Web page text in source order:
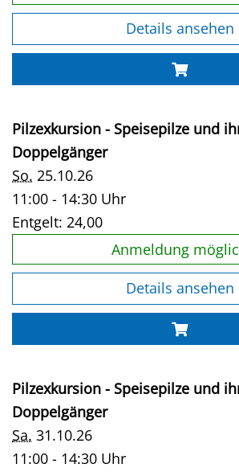
Details ansehen
Pilzexkursion - Speisepilze und
Doppelgänger
So. 25.10.26
11:00 - 14:30 Uhr
Entgelt: 24,00
Anmeldung
Details ansehen
Pilzexkursion - Speisepilze und
Doppelgänger
Sa. 31.10.26
11:00 - 14:30 Uhr